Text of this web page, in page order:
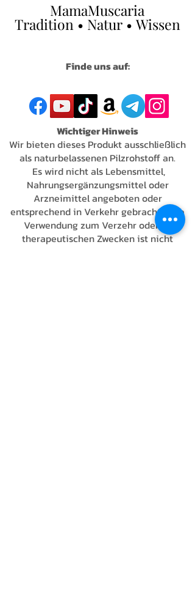
MamaMuscaria
Tradition • Natur • Wissen
MamaMuscaria
Tradition • Natur • Wissen
Finde uns auf:
Wichtiger Hinweis
Wir bieten dieses Produkt ausschließlich
als naturbelassenen Pilzrohstoff an.
Es wird nicht als Lebensmittel,
Nahrungsergänzungsmittel oder
Arzneimittel angeboten oder
entsprechend in Verkehr gebracht. Eine
Verwendung zum Verzehr oder zu
therapeutischen Zwecken ist nicht